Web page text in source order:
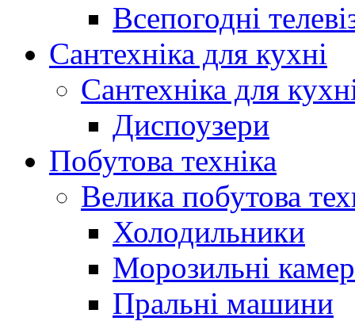
Всепогодні
Сантехніка для кухні
Сантехніка для
Диспоузери
Побутова техніка
Велика побутова
Холодильники
Морозильні
Пральні машини